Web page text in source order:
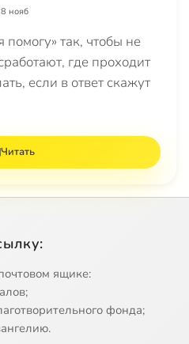
нояб
помогу» так, чтобы не
где проходит
если в ответ скажут
Читать
ящике:
фонда;